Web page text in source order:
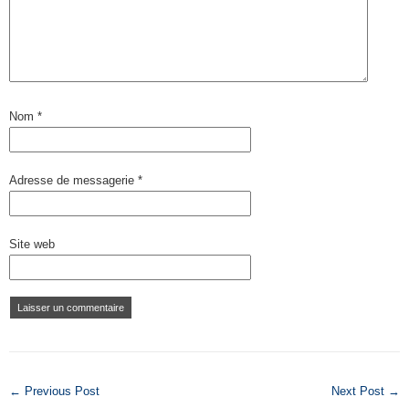
Nom *
Adresse de messagerie *
Site web
← Previous Post Next Post →